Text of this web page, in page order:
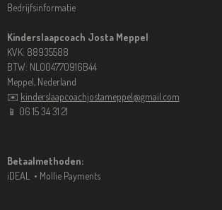
Bedrijfsinformatie
Kinderslaapcoach Josta Meppel
KVK: 88935588
BTW: NL004770916B44
Meppel, Nederland
✉️ kinderslaapcoachjostameppel@gmail.com
📱 06 15 34 31 21
Betaalmethoden:
iDEAL • Mollie Payments